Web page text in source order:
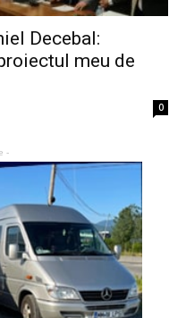
Decebal:
meu de
0
-